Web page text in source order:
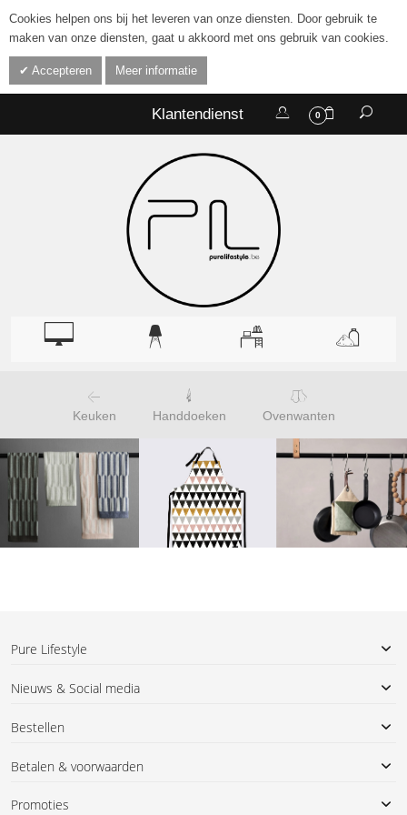
Cookies helpen ons bij het leveren van onze diensten. Door gebruik te
maken van onze diensten, gaat u akkoord met ons gebruik van cookies.
Accepteren Meer informatie
0
Klantendienst
Keuken Handdoeken Ovenwanten
Pure Lifestyle
Nieuws & Social media
Bestellen
Betalen & voorwaarden
Promoties